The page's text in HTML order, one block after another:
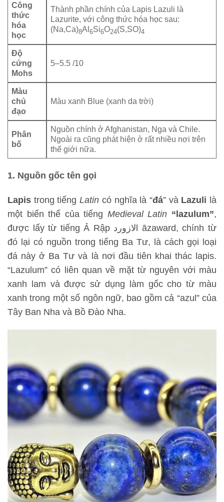
Công
thức
hóa
học
Thành phần chính của Lapis Lazuli là
Lazurite, với công thức hóa học sau:
(Na,Ca)8Al6Si6O24(S,SO)4
Độ
cứng
Mohs
5–5.5 /10
Màu
chủ
đạo
Màu xanh Blue (xanh da trời)
Phân
bố
Nguồn chính ở Afghanistan, Nga và Chile.
Ngoài ra cũng phát hiện ở rất nhiều nơi trên
thế giới nữa.
1. Nguồn gốc tên gọi
Lapis trong tiếngLatin có nghĩa là “đá” và Lazuli là
một biến thể của tiếng Medieval Latin “lazulum”,
được lấy từ tiếng Ả Rập لازوردl āzaward, chính từ
đó lại có nguồn trong tiếng Ba Tư, là cách gọi loại
đá này ở Ba Tư và là nơi đầu tiên khai thác lapis.
“Lazulum” có liên quan về mặt từ nguyên với màu
xanh lam và được sử dụng làm gốc cho từ màu
xanh trong một số ngôn ngữ, bao gồm cả “azul” của
Tây Ban Nha và Bồ Đào Nha.